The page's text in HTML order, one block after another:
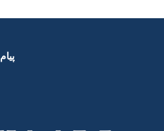
پیام